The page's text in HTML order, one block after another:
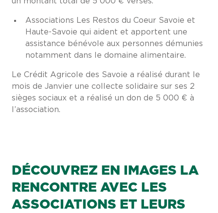
Associations Les Restos du Coeur Savoie et
Haute-Savoie qui aident et apportent une
assistance bénévole aux personnes démunies
notamment dans le domaine alimentaire.
Le Crédit Agricole des Savoie a réalisé durant le
mois de Janvier une collecte solidaire sur ses 2
sièges sociaux et a réalisé un don de 5 000 € à
l’association.
DÉCOUVREZ EN IMAGES LA
RENCONTRE AVEC LES
ASSOCIATIONS ET LEURS